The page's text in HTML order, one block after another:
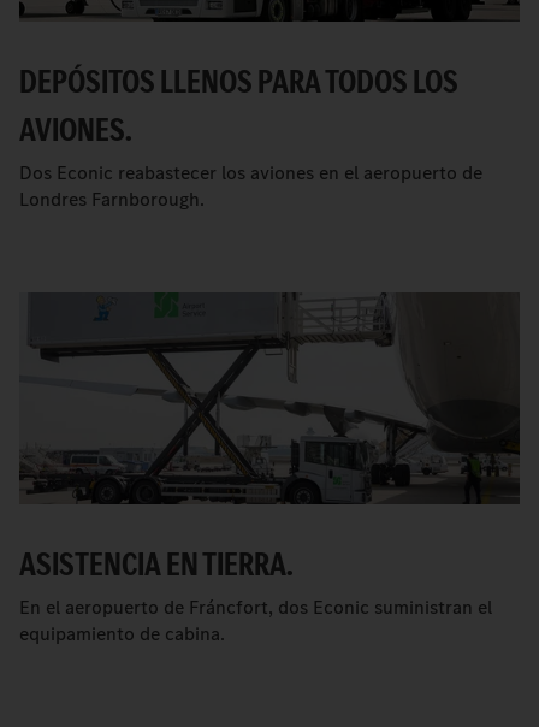
DEPÓSITOS LLENOS PARA TODOS LOS
AVIONES.
Dos Econic reabastecer los aviones en el aeropuerto de
Londres Farnborough.
ASISTENCIA EN TIERRA.
En el aeropuerto de Fráncfort, dos Econic suministran el
equipamiento de cabina.